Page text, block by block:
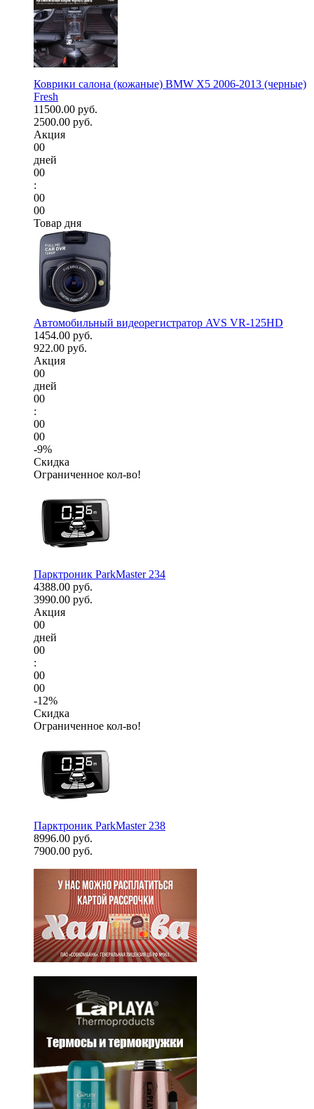
Коврики салона (кожаные) BMW X5 2006-2013 (черные)
Fresh
11500.00 руб.
2500.00 руб.
Акция
00
дней
00
:
00
00
Товар дня
Автомобильный видеорегистратор AVS VR-125HD
1454.00 руб.
922.00 руб.
Акция
00
дней
00
:
00
00
-9%
Скидка
Ограниченное кол-во!
Парктроник ParkMaster 234
4388.00 руб.
3990.00 руб.
Акция
00
дней
00
:
00
00
-12%
Скидка
Ограниченное кол-во!
Парктроник ParkMaster 238
8996.00 руб.
7900.00 руб.